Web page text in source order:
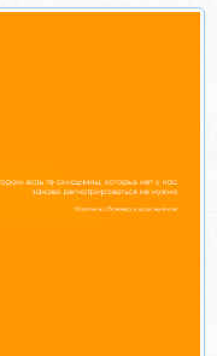
Никитко)